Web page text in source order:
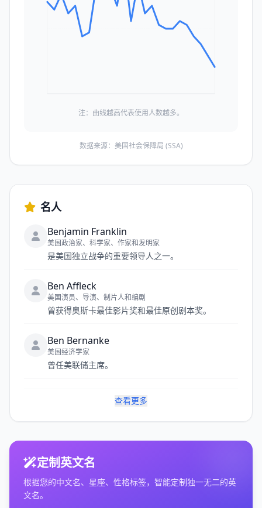
注：曲线越高代表使用人数越多。
数据来源：美国社会保障局 (SSA)
名人
Benjamin Franklin
美国政治家、科学家、作家和发明家
是美国独立战争的重要领导人之一。
Ben Affleck
美国演员、导演、制片人和编剧
曾获得奥斯卡最佳影片奖和最佳原创剧本奖。
Ben Bernanke
美国经济学家
曾任美联储主席。
查看更多
定制英文名
根据您的中文名、星座、性格标签，智能定制独一无二的英
文名。